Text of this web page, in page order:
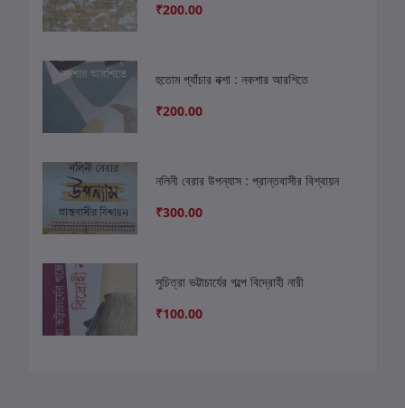
₹200.00
হুতোম প্যাঁচার নক্শা : নকশার আরশিতে
₹200.00
নলিনী বেরার উপন্যাস : প্রান্তবাসীর বিশ্বায়ন
₹300.00
সুচিত্রা ভট্টাচার্যের গল্পে বিদ্রোহী নারী
₹100.00